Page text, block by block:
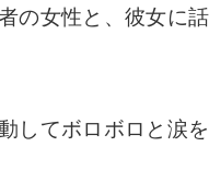
の女性と、彼女に
してボロボロと涙